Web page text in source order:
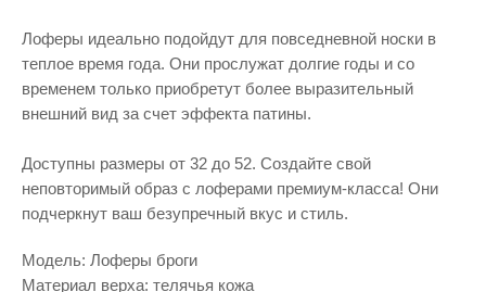
Лоферы идеально подойдут для повседневной носки в
теплое время года. Они прослужат долгие годы и со
временем только приобретут более выразительный
внешний вид за счет эффекта патины.
Доступны размеры от 32 до 52. Создайте свой
неповторимый образ с лоферами премиум-класса! Они
подчеркнут ваш безупречный вкус и стиль.
Модель: Лоферы броги
Материал верха: телячья кожа